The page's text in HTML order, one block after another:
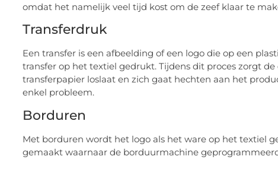
omdat het namelijk veel tijd kost om de zeef klaar te
Transferdruk
Een transfer is een afbeelding of een logo die op een
transfer op het textiel gedrukt. Tijdens dit proces zorgt
transferpapier loslaat en zich gaat hechten aan het
enkel probleem.
Borduren
Met borduren wordt het logo als het ware op het textiel
gemaakt waarnaar de borduurmachine